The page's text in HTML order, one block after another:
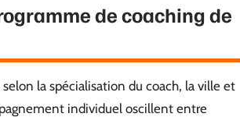
de coaching de
selon la spécialisation du coach, la ville et
individuel oscillent entre